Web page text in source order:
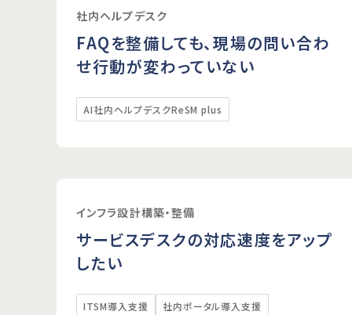
社内ヘルプデスク
FAQを整備しても、現場の問い合わ
せ行動が変わっていない
AI社内ヘルプデスクReSM plus
インフラ設計構築・整備
サービスデスクの対応速度をアップ
したい
ITSM導入支援 社内ポータル導入支援